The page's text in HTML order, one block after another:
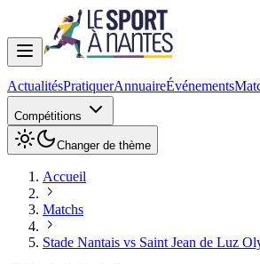
ActualitésPratiquerAnnuaireÉvénements
Compétitions
Changer de thème
Accueil
Matchs
Stade Nantais vs Saint Jean de Luz